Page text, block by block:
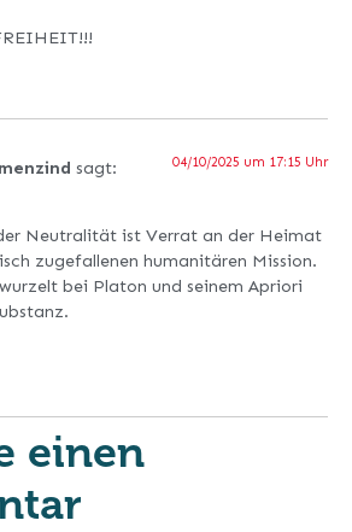
sagt: 04/10/2025 um 17:15 Uhr
Neutralität ist Verrat an der Heimat
zugefallenen humanitären Mission.
bei Platon und seinem Apriori
einen